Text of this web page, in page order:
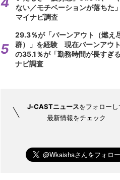
ない／モチベーションが落ち
マイナビ調査
29.3％が「バーンアウト（燃え
群）」を経験 現在バーンアウ
の35.1％が「勤務時間が長すぎ
ナビ調査
J-CASTニュースをフォローし
最新情報をチェック